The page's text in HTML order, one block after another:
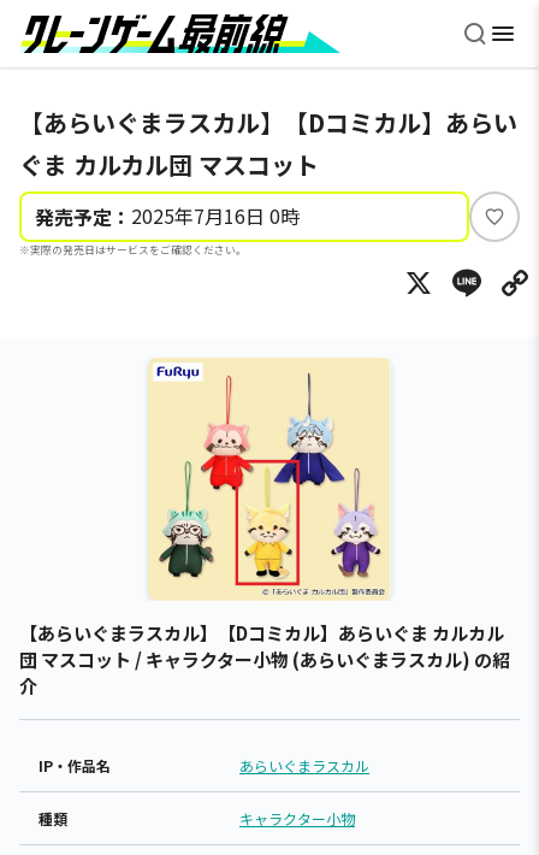
【あらいぐまラスカル】【Dコミカル】あらい
ぐま カルカル団 マスコット
発売予定： 2025年7月16日 0時
※実際の発売日はサービスをご確認ください。
い
ね
X
【あらいぐまラスカル】【Dコミカル】あらいぐま カルカル
団 マスコット / キャラクター小物 (あらいぐまラスカル) の紹
介
IP・作品名 あらいぐまラスカル
種類 キャラクター小物